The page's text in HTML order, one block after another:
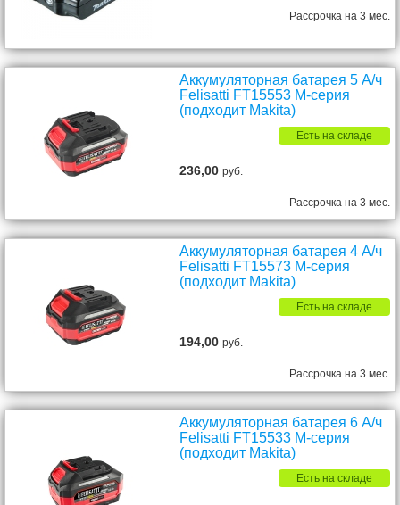
Рассрочка на 3 мес.
Аккумуляторная батарея 5 А/ч
Felisatti FT15553 М-серия
(подходит Makita)
Есть на складе
236,00руб.
Рассрочка на 3 мес.
Аккумуляторная батарея 4 А/ч
Felisatti FT15573 М-серия
(подходит Makita)
Есть на складе
194,00руб.
Рассрочка на 3 мес.
Аккумуляторная батарея 6 А/ч
Felisatti FT15533 М-серия
(подходит Makita)
Есть на складе